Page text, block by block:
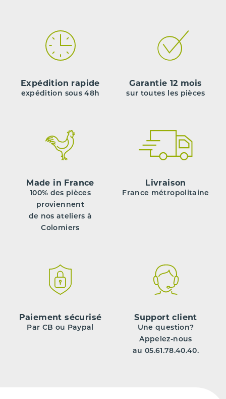
Expédition rapide
expédition sous 48h
Garantie 12 mois
sur toutes les pièces
Made in France
100% des pièces
proviennent
de nos ateliers à
Colomiers
Livraison
France métropolitaine
Paiement sécurisé
Par CB ou Paypal
Support client
Une question?
Appelez-nous
au 05.61.78.40.40.